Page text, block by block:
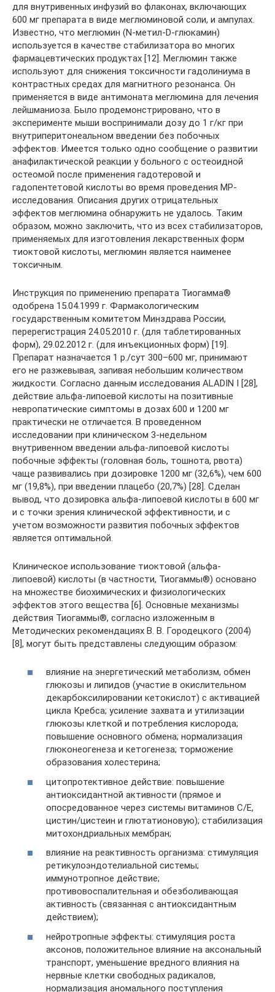
для внутривенных инфузий во флаконах, включающих
600 мг препарата в виде меглюминовой соли, и ампулах.
Известно, что меглюмин (N-метил-D-глюкамин)
используется в качестве стабилизатора во многих
фармацевтических продуктах [12]. Меглюмин также
используют для снижения токсичности гадолиниума в
контрастных средах для магнитного резонанса. Он
применяется в виде антимоната меглюмина для лечения
лейшманиоза. Было продемонстрировано, что в
эксперименте мыши воспринимали дозу до 1 г/кг при
внутриперитонеальном введении без побочных
эффектов. Имеется только одно сообщение о развитии
анафилактической реакции у больного с остеоидной
остеомой после применения гадотеровой и
гадопентетовой кислоты во время проведения МР-
исследования. Описания других отрицательных
эффектов меглюмина обнаружить не удалось. Таким
образом, можно заключить, что из всех стабилизаторов,
применяемых для изготовления лекарственных форм
тиоктовой кислоты, меглюмин является наименее
токсичным.
Инструкция по применению препарата Тиогамма®
одобрена 15.04.1999 г. Фармакологическим
государственным комитетом Минздрава России,
перерегистрация 24.05.2010 г. (для таблетированных
форм), 29.02.2012 г. (для инъекционных форм) [19].
Препарат назначается 1 р./сут 300–600 мг, принимают
его не разжевывая, запивая небольшим количеством
жидкости. Согласно данным исследования ALADIN I [28],
действие альфа-липоевой кислоты на позитивные
невропатические симптомы в дозах 600 и 1200 мг
практически не отличается. В проведенном
исследовании при клиническом 3-недельном
внутривенном введении альфа-липоевой кислоты
побочные эффекты (головная боль, тошнота, рвота)
чаще развивались при дозировке 1200 мг (32,6%), чем 600
мг (19,8%), при введении плацебо (20,7%) [28]. Cделан
вывод, что дозировка альфа-липоевой кислоты в 600 мг
и с точки зрения клинической эффективности, и с
учетом возможности развития побочных эффектов
является оптимальной.
Клиническое использование тиоктовой (альфа-
липоевой) кислоты (в частности, Тиогаммы®) основано
на множестве биохимических и физиологических
эффектов этого вещества [6]. Основные механизмы
действия Тиогаммы®, согласно изложенным в
Методических рекомендациях В. В. Городецкого (2004)
[8], могут быть представлены следующим образом:
влияние на энергетический метаболизм, обмен
глюкозы и липидов (участие в окислительном
декарбоксилировании кетокислот) с активацией
цикла Кребса; усиление захвата и утилизации
глюкозы клеткой и потребления кислорода;
повышение основного обмена; нормализация
глюконеогенеза и кетогенеза; торможение
образования холестерина;
цитопротективное действие: повышение
антиоксидантной активности (прямое и
опосредованное через системы витаминов С/Е,
цистин/цистеин и глютатионовую); стабилизация
митохондриальных мембран;
влияние на реактивность организма: стимуляция
ретикулоэндотелиальной системы;
иммунотропное действие;
противовоспалительная и обезболивающая
активность (связанная с антиоксидантным
действием);
нейротропные эффекты: стимуляция роста
аксонов, положительное влияние на аксональный
транспорт, уменьшение вредного влияния на
нервные клетки свободных радикалов,
нормализация аномального поступления